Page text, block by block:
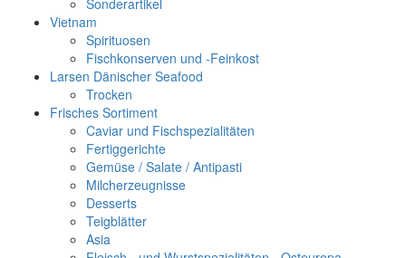
Sonderartikel
Vietnam
Spirituosen
Fischkonserven und -Feinkost
Larsen Dänischer Seafood
Trocken
Frisches Sortiment
Caviar und Fischspezialitäten
Fertiggerichte
Gemüse / Salate / Antipasti
Milcherzeugnisse
Desserts
Teigblätter
Asia